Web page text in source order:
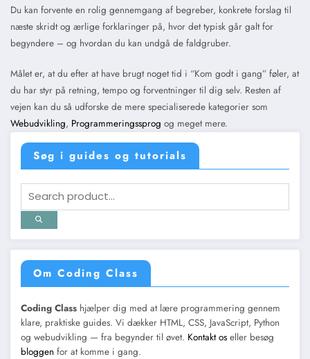
Du kan forvente en rolig gennemgang af begreber, konkrete forslag til
næste skridt og ærlige forklaringer på, hvor det typisk går galt for
begyndere – og hvordan du kan undgå de faldgruber.
Målet er, at du efter at have brugt noget tid i “Kom godt i gang” føler, at
du har styr på retning, tempo og forventninger til dig selv. Resten af
vejen kan du så udforske de mere specialiserede kategorier som
Webudvikling, Programmeringssprog og meget mere.
Søg i guides og tutorials
Om Coding Class
Coding Class hjælper dig med at lære programmering gennem
klare, praktiske guides. Vi dækker HTML, CSS, JavaScript, Python
og webudvikling — fra begynder til øvet. Kontakt os eller besøg
bloggen for at komme i gang.